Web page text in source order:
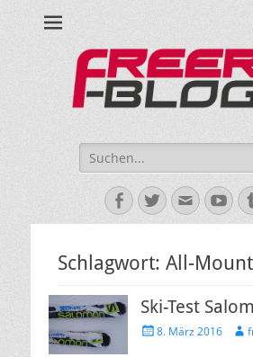
Suche
nach:
Facebook
Twitter
E-
Mail
Schlagwort: All-
Ski-Test
Veröffentlicht
8. März 2016